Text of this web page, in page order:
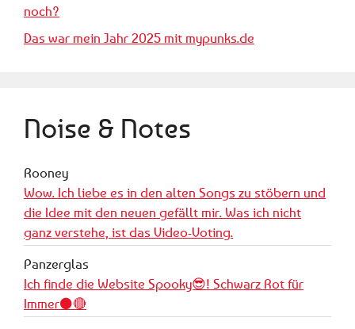
noch?
Das war mein Jahr 2025 mit mypunks.de
Noise & Notes
Rooney
Wow. Ich liebe es in den alten Songs zu stöbern und
die Idee mit den neuen gefällt mir. Was ich nicht
ganz verstehe, ist das Video-Voting.
Panzerglas
Ich finde die Website Spooky😎! Schwarz Rot für
Immer⚫️🔴